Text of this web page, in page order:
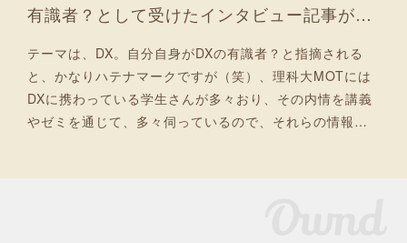
有識者？として受けたインタビュー記事が掲載されました
テーマは、DX。自分自身がDXの有識者？と指摘される
と、かなりハテナマークですが（笑）、理科大MOTには
DXに携わっている学生さんが多々おり、その内情を講義
やゼミを通じて、多々伺っているので、それらの情報…